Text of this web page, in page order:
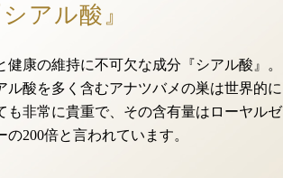
シアル酸』
健康の維持に不可欠な成分『シアル酸』。
ル酸を多く含むアナツバメの巣は世界的に
も非常に貴重で、その含有量はローヤルゼ
の200倍と言われています。